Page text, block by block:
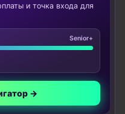
и точка входа для
Senior+
→